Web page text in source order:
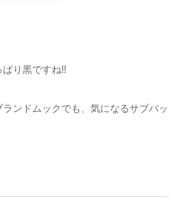
り黒ですね!!
ンドムックでも、気になるサブバッ